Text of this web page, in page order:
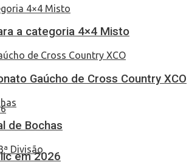
em 2026
a categoria 4×4 Misto
Gaúcho de Cross Country XCO
de Bochas